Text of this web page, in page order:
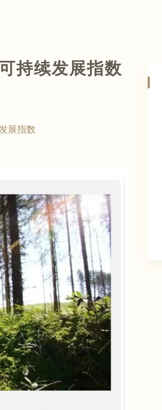
持续发展指数
展指数